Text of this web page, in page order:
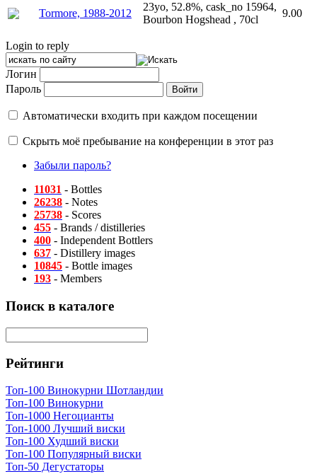
Tormore, 1988-2012
23yo, 52.8%, cask_no 15964,
Bourbon Hogshead , 70cl
9.00
Login to reply
Логин
Пароль
Автоматически входить при каждом посещении
Скрыть моё пребывание на конференции в этот раз
Забыли пароль?
11031 - Bottles
26238 - Notes
25738 - Scores
455 - Brands / distilleries
400 - Independent Bottlers
637 - Distillery images
10845 - Bottle images
193 - Members
Поиск в каталоге
Рейтинги
Топ-100 Винокурни Шотландии
Топ-100 Винокурни
Топ-1000 Негоцианты
Топ-1000 Лучший виски
Топ-100 Худший виски
Топ-100 Популярный виски
Топ-50 Дегустаторы